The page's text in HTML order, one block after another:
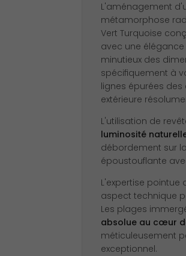
L'aménagement
métamorphose
Vert Turquoise
avec une
minutieux des
spécifiquement à
lignes épurées
extérieure
L'utilisation de
luminosité
débordement sur
époustouflante
L'expertise
aspect technique
Les plages
absolue au cœur
méticuleusement
exceptionnel.